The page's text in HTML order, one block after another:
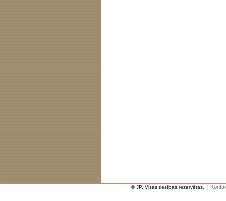
© JP. Visas tiesības rezervētas. |